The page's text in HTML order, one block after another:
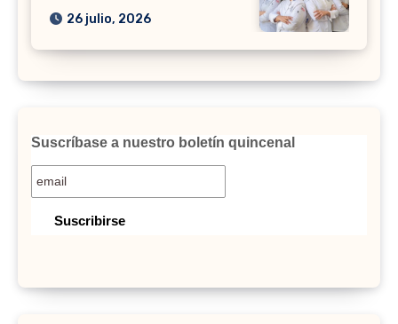
26 julio, 2026
Suscríbase a nuestro boletín quincenal